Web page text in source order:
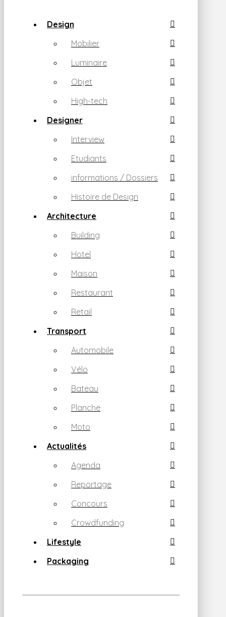
Design
Mobilier
Luminaire
Objet
High-tech
Designer
Interview
Etudiants
informations / Dossiers
Histoire de Design
Architecture
Building
Hotel
Maison
Restaurant
Retail
Transport
Automobile
Vélo
Bateau
Planche
Moto
Actualités
Agenda
Reportage
Concours
Crowdfunding
Lifestyle
Packaging